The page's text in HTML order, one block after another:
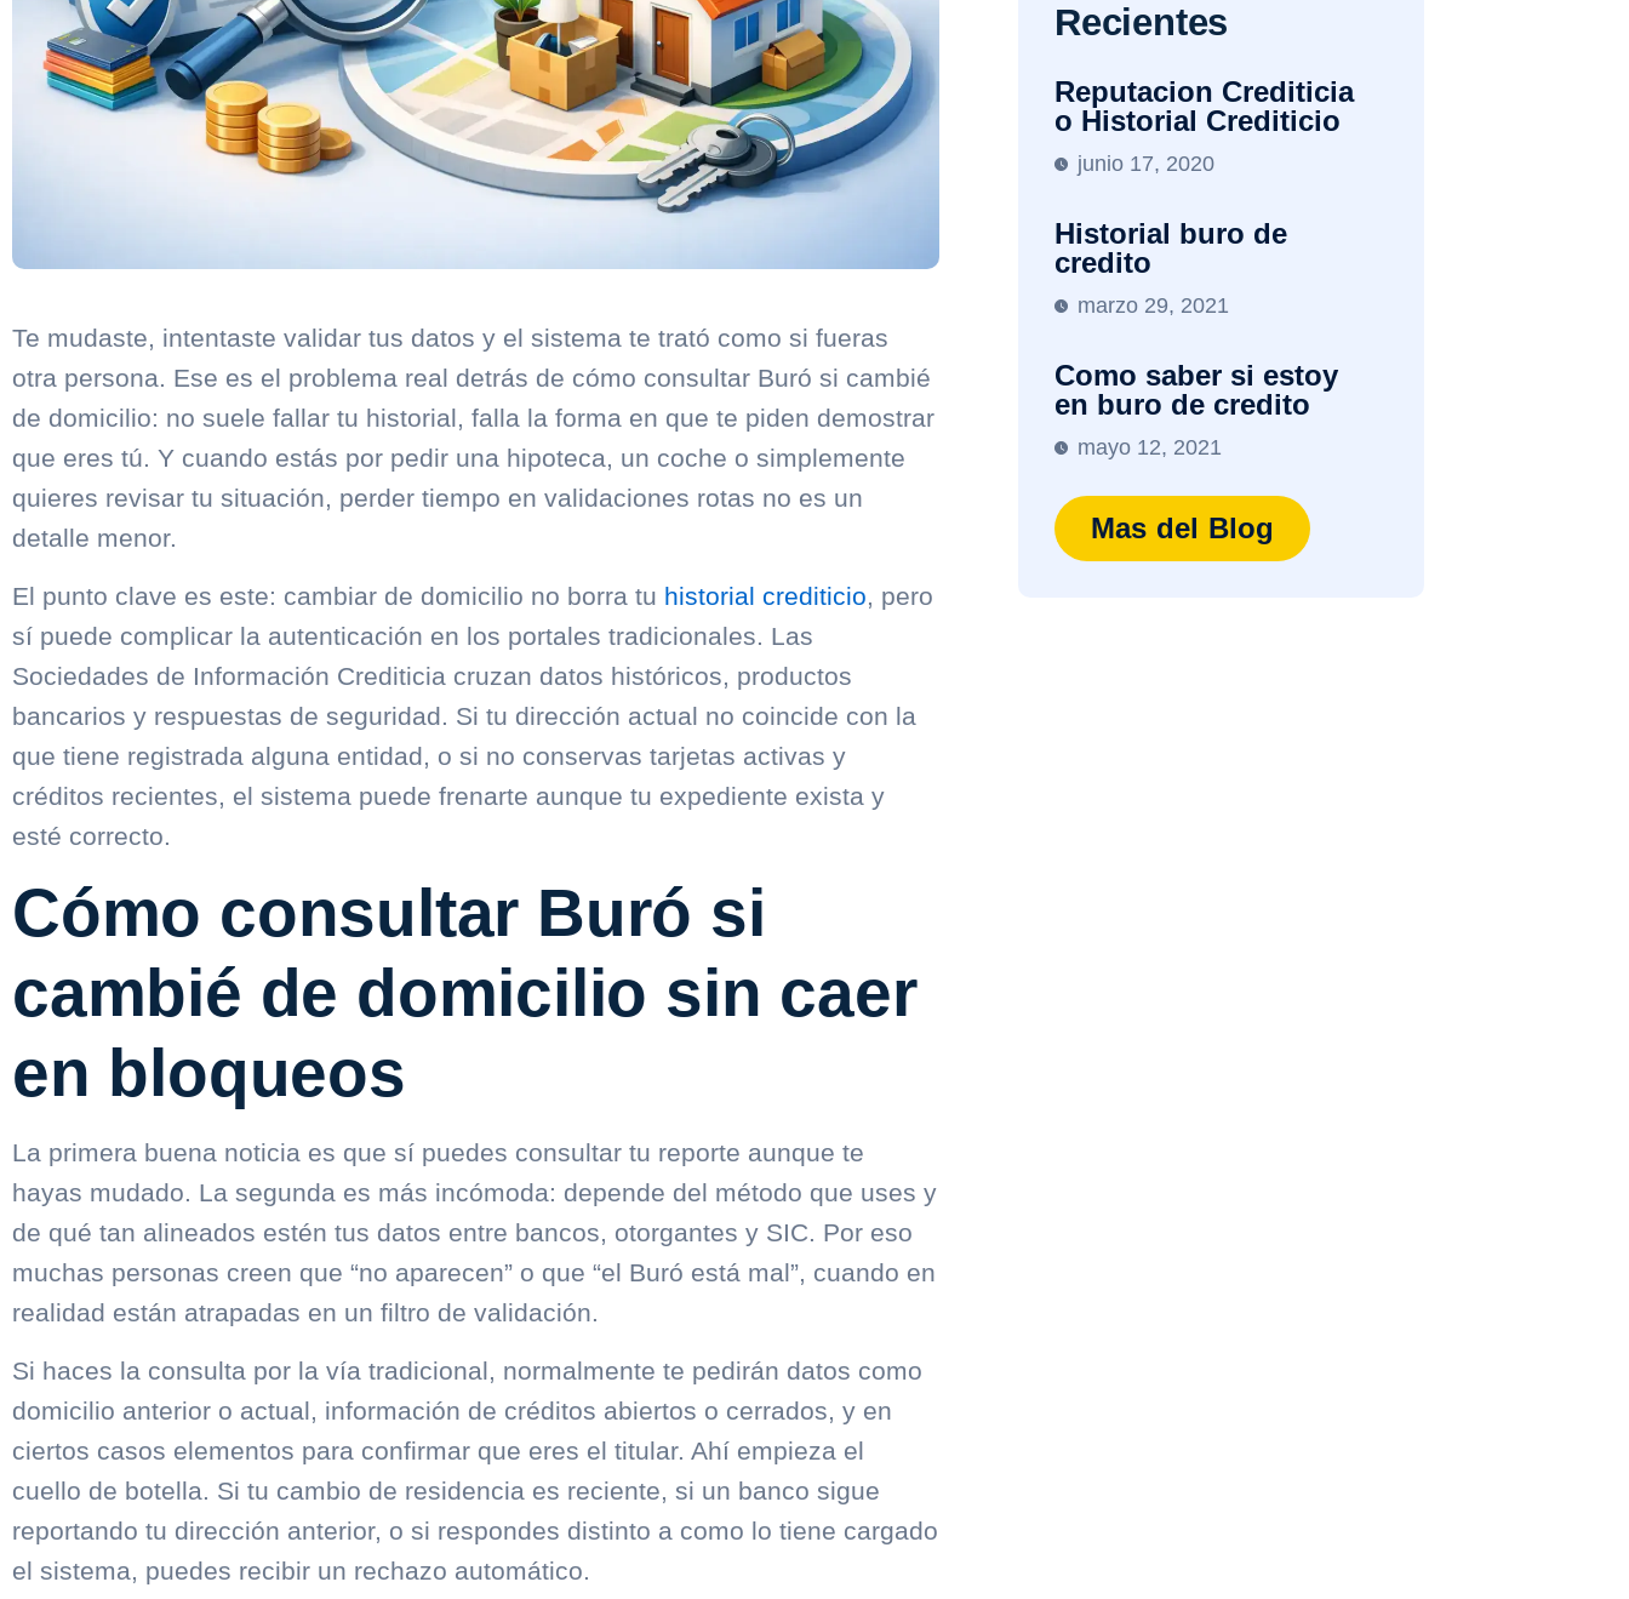
Te mudaste, intentaste validar tus datos y el sistema te trató como si fueras
otra persona. Ese es el problema real detrás de cómo consultar Buró si cambié
de domicilio: no suele fallar tu historial, falla la forma en que te piden demostrar
que eres tú. Y cuando estás por pedir una hipoteca, un coche o simplemente
quieres revisar tu situación, perder tiempo en validaciones rotas no es un
detalle menor.
El punto clave es este: cambiar de domicilio no borra tu historial crediticio, pero
sí puede complicar la autenticación en los portales tradicionales. Las
Sociedades de Información Crediticia cruzan datos históricos, productos
bancarios y respuestas de seguridad. Si tu dirección actual no coincide con la
que tiene registrada alguna entidad, o si no conservas tarjetas activas y
créditos recientes, el sistema puede frenarte aunque tu expediente exista y
esté correcto.
Cómo consultar Buró si
cambié de domicilio sin caer
en bloqueos
La primera buena noticia es que sí puedes consultar tu reporte aunque te
hayas mudado. La segunda es más incómoda: depende del método que uses y
de qué tan alineados estén tus datos entre bancos, otorgantes y SIC. Por eso
muchas personas creen que “no aparecen” o que “el Buró está mal”, cuando en
realidad están atrapadas en un filtro de validación.
Si haces la consulta por la vía tradicional, normalmente te pedirán datos como
domicilio anterior o actual, información de créditos abiertos o cerrados, y en
ciertos casos elementos para confirmar que eres el titular. Ahí empieza el
cuello de botella. Si tu cambio de residencia es reciente, si un banco sigue
reportando tu dirección anterior, o si respondes distinto a como lo tiene cargado
el sistema, puedes recibir un rechazo automático.
Recientes
Reputacion Crediticia
o Historial Crediticio
junio 17, 2020
Historial buro de
credito
marzo 29, 2021
Como saber si estoy
en buro de credito
mayo 12, 2021
Mas del Blog